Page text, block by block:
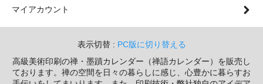
マイアカウント
表示切替 : PC版に切り替える
高級美術印刷の禅・墨蹟カレンダー（禅語カレンダー）を販売し
ております。禅の空間を日々の暮らしに感じ、心豊かに暮らすお